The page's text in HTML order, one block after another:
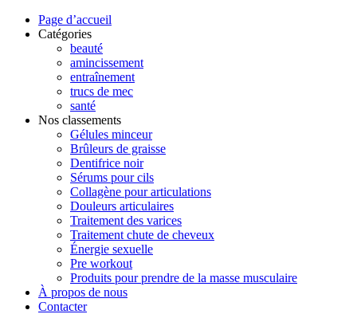
Page d’accueil
Catégories
beauté
amincissement
entraînement
trucs de mec
santé
Nos classements
Gélules minceur
Brûleurs de graisse
Dentifrice noir
Sérums pour cils
Collagène pour articulations
Douleurs articulaires
Traitement des varices
Traitement chute de cheveux
Énergie sexuelle
Pre workout
Produits pour prendre de la masse musculaire
À propos de nous
Contacter